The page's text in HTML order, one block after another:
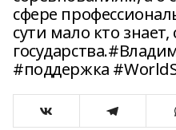
сфере
сути мало кто знает,
#поддержка